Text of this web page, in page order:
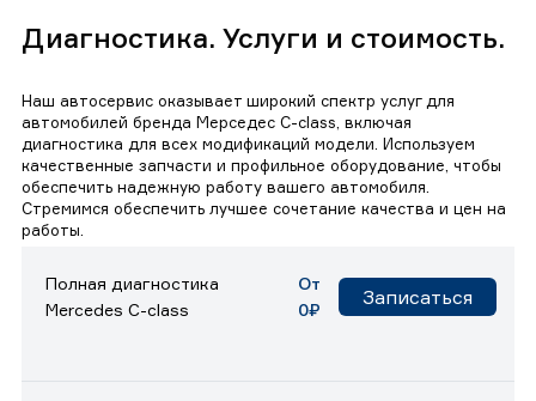
Диагностика. Услуги и стоимость.
Наш автосервис оказывает широкий спектр услуг для
автомобилей бренда Мерседес C-class, включая
диагностика для всех модификаций модели. Используем
качественные запчасти и профильное оборудование, чтобы
обеспечить надежную работу вашего автомобиля.
Стремимся обеспечить лучшее сочетание качества и цен на
работы.
Полная диагностика
Mercedes C-class
От
0₽
Записаться